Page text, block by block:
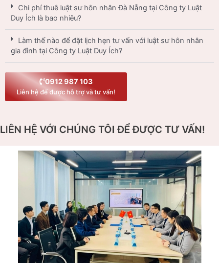
Chi phí thuê luật sư hôn nhân Đà Nẵng tại Công ty Luật
Duy Ích là bao nhiêu?
Làm thế nào để đặt lịch hẹn tư vấn với luật sư hôn nhân
gia đình tại Công ty Luật Duy Ích?
0912 987 103
Liên hệ để được hỗ trợ và tư vấn!
LIÊN HỆ VỚI CHÚNG TÔI ĐỂ ĐƯỢC TƯ VẤN!